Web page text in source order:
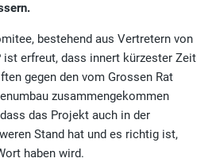
bestehend aus Vertretern von
ist erfreut, dass innert kürzester Zeit
gegen den vom Grossen Rat
zusammengekommen
das Projekt auch in der
Stand hat und es richtig ist,
haben wird.